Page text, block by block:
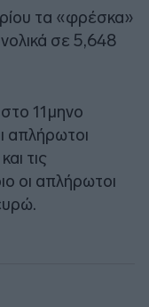
τα «φρέσκα»
σε 5,648
11μηνο
απλήρωτοι
τις
οι απλήρωτοι